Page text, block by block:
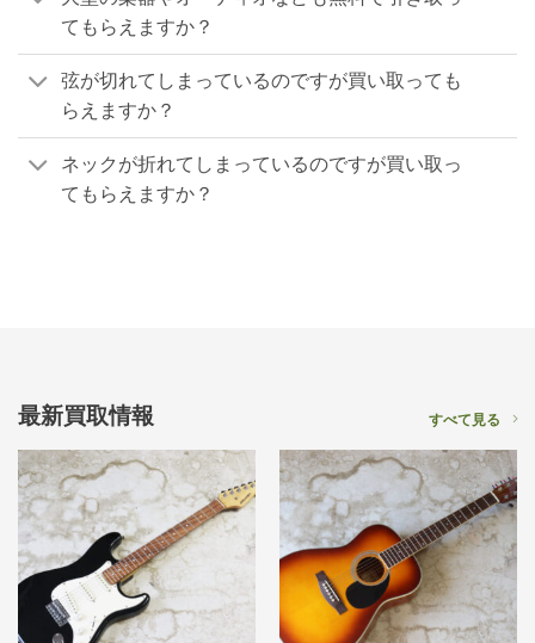
てもらえますか？
弦が切れてしまっているのですが買い取っても
らえますか？
ネックが折れてしまっているのですが買い取っ
てもらえますか？
最新買取情報 すべて見る